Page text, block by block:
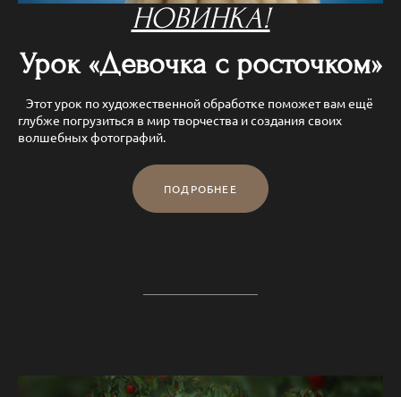
НОВИНКА!
Урок «Девочка с росточком»
Этот урок по художественной обработке поможет вам ещё
глубже погрузиться в мир творчества и создания своих
волшебных фотографий.
ПОДРОБНЕЕ